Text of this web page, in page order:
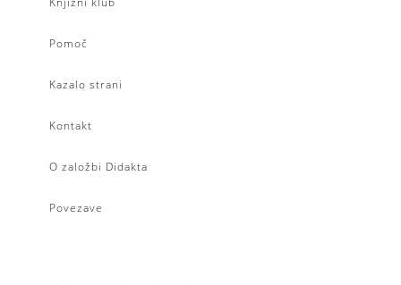
Pomoč
Kazalo strani
Kontakt
O založbi Didakta
Povezave